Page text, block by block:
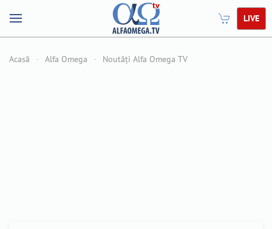
LIVE
Acasă Alfa Omega Noutăți Alfa Omega TV